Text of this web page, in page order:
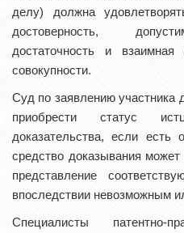
делу) должна
достоверность,
достаточность и
совокупности.
Суд по заявлению участника
приобрести статус
доказательства, если есть
средство доказывания
представление
впоследствии невозможным
Специалисты